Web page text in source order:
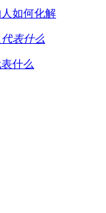
如何化解
什么